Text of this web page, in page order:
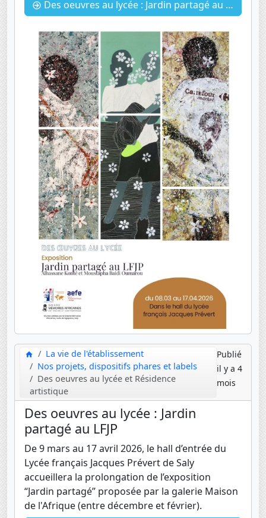
Des oeuvres au lycée : Jardin partagé au LFJP
La vie de l'établissement
Nos projets, dispositifs phares et labels
Des oeuvres au lycée et Résidence
artistique
Publié
il y a 4
mois
Des oeuvres au lycée : Jardin
partagé au LFJP
De 9 mars au 17 avril 2026, le hall d’entrée du
Lycée français Jacques Prévert de Saly
accueillera la prolongation de l’exposition
“Jardin partagé” proposée par la galerie Maison
de l'Afrique (entre décembre et février).